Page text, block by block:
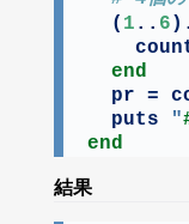
  (
1 .. 6
end
pr =
  puts
"
end
結果